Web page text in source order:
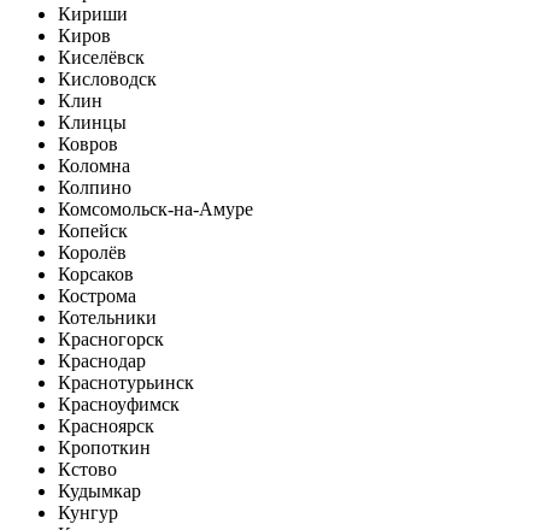
Кириши
Киров
Киселёвск
Кисловодск
Клин
Клинцы
Ковров
Коломна
Колпино
Комсомольск-на-Амуре
Копейск
Королёв
Корсаков
Кострома
Котельники
Красногорск
Краснодар
Краснотурьинск
Красноуфимск
Красноярск
Кропоткин
Кстово
Кудымкар
Кунгур